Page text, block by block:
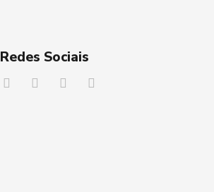
Redes Sociais